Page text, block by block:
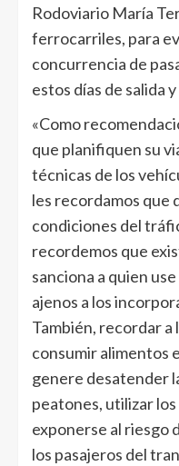
Rodoviario María
ferrocarriles, para
concurrencia de
estos días de salida
«Como
que planifiquen su
técnicas de los
les recordamos que
condiciones del
recordemos que
sanciona a quien
ajenos a los
También, recordar
consumir alimentos
genere desatender
peatones, utilizar
exponerse al riesgo
los pasajeros del